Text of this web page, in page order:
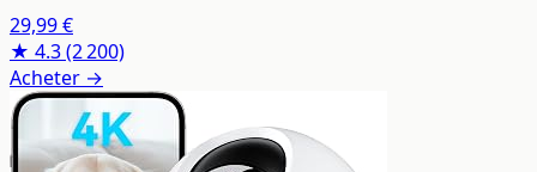
Alexa
29,99 €
★ 4.3(2 200)
Acheter →